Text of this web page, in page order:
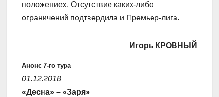
положение». Отсутствие каких-либо
ограничений подтвердила и Премьер-лига.
Игорь КРОВНЫЙ
Анонс 7-го тура
01.12.2018
«Десна» – «Заря»